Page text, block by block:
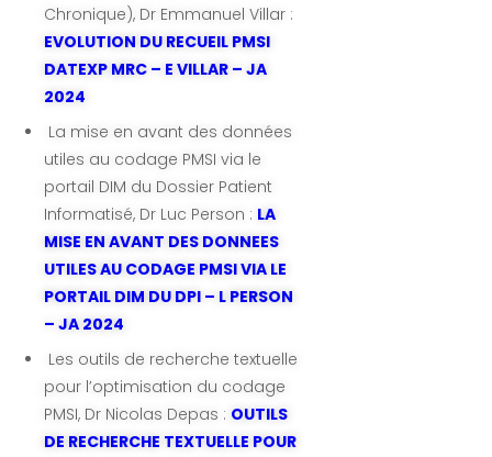
Chronique), Dr Emmanuel Villar :
EVOLUTION DU RECUEIL PMSI
DATEXP MRC – E VILLAR – JA
2024
La mise en avant des données
utiles au codage PMSI via le
portail DIM du Dossier Patient
Informatisé, Dr Luc Person : LA
MISE EN AVANT DES DONNEES
UTILES AU CODAGE PMSI VIA LE
PORTAIL DIM DU DPI – L PERSON
– JA 2024
Les outils de recherche textuelle
pour l’optimisation du codage
PMSI, Dr Nicolas Depas : OUTILS
DE RECHERCHE TEXTUELLE POUR